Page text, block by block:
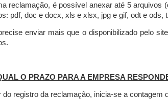
reclamação, é possível anexar até 5 arquivos
pdf, doc e docx, xls e xlsx, jpg e gif, odt e ods,
enviar mais que o disponibilizado pelo
O PRAZO PARA A EMPRESA
do registro da reclamação, inicia-se a